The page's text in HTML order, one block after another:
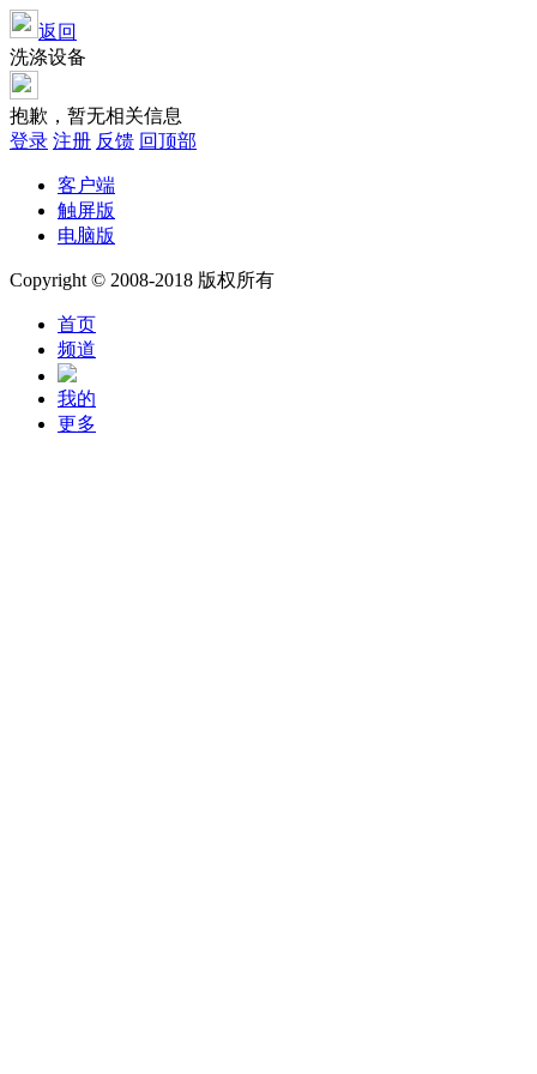
返回
洗涤设备
抱歉，暂无相关信息
登录 注册 反馈 回顶部
客户端
触屏版
电脑版
Copyright © 2008-2018 版权所有
首页
频道
我的
更多